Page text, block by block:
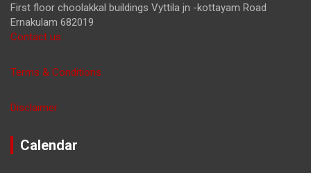
First floor choolakkal buildings Vyttila jn -kottayam Road
Ernakulam 682019
Contact us
Terms & Conditions
Disclaimer
Calendar